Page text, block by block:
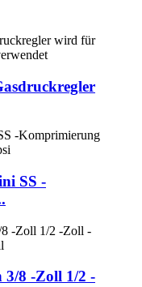
SS -
3/8 -Zoll 1/2 -